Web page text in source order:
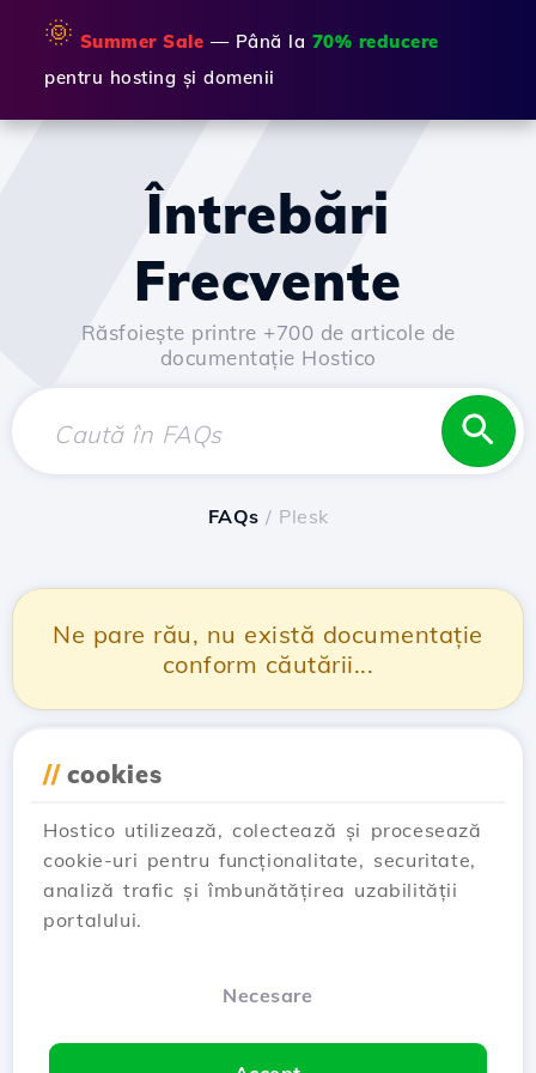
🌞 Summer Sale — Până la 70% reducere
pentru hosting și domenii
Întrebări
Frecvente
Răsfoiește printre +700 de articole de
documentație Hostico
FAQs / Plesk
Ne pare rău, nu există documentație
conform căutării...
// cookies
Hostico utilizează, colectează și procesează
cookie-uri pentru funcționalitate, securitate,
analiză trafic și îmbunătățirea uzabilității
portalului.
Necesare